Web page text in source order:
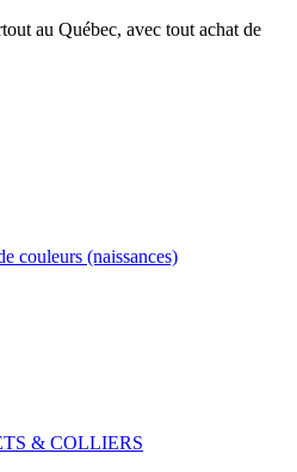
au Québec, avec tout achat de
couleurs (naissances)
& COLLIERS